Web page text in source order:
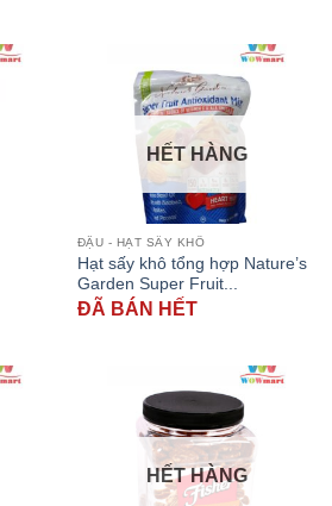
HẾT HÀNG
ĐẬU - HẠT SẤY KHÔ
Hạt sấy khô tổng hợp Nature’s
Garden Super Fruit...
ĐÃ BÁN HẾT
HẾT HÀNG